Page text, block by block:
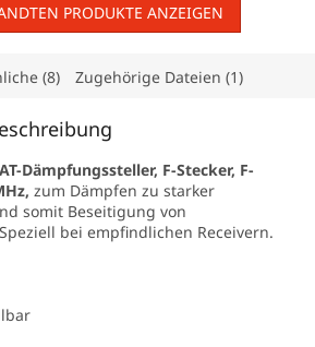
PRODUKTE ANZEIGEN
(8) Zugehörige Dateien (1)
Dämpfungssteller, F-Stecker, F-
zum Dämpfen zu starker
somit Beseitigung von
bei empfindlichen Receivern.